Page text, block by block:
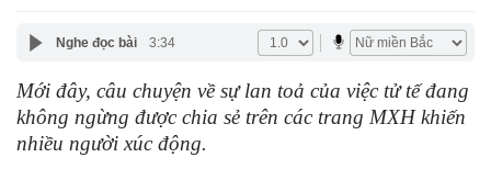
Nghe đọc bài 3:34
Mới đây, câu chuyện về sự lan toả của việc tử tế đang
không ngừng được chia sẻ trên các trang MXH khiến
nhiều người xúc động.